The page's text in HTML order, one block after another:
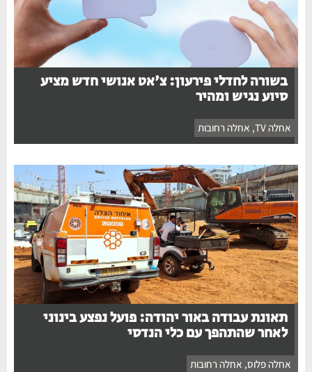
בשורה לחדלי פירעון: צ'אט אנושי חדש מציע
סיוע נגיש ומהיר
אחלה TV ,אחלה רחובות
תאונת עבודה באור יהודה: פועל נפצע בינוני
לאחר שהתהפך עם כלי הנדסי
אחלה פלוס ,אחלה רחובות